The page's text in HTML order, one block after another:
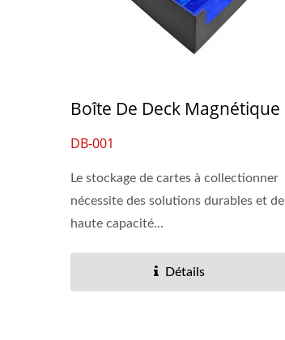
Boîte De Deck Magnétique
DB-001
Le stockage de cartes à collectionner
nécessite des solutions durables et de
haute capacité...
Détails